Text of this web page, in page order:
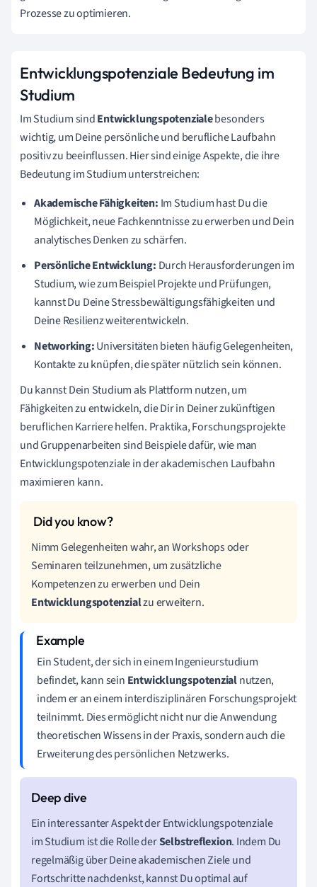
Prozesse zu optimieren.
Entwicklungspotenziale Bedeutung im
Studium
Im Studium sindEntwicklungspotenzialebesonders
wichtig, um Deine persönliche und berufliche Laufbahn
positiv zu beeinflussen. Hier sind einige Aspekte, die ihre
Bedeutung im Studium unterstreichen:
Akademische Fähigkeiten: Im Studium hast Du die
Möglichkeit, neue Fachkenntnisse zu erwerben und Dein
analytisches Denken zu schärfen.
Persönliche Entwicklung: Durch Herausforderungen im
Studium, wie zum Beispiel Projekte und Prüfungen,
kannst Du Deine Stressbewältigungsfähigkeiten und
Deine Resilienz weiterentwickeln.
Networking:Universitäten bieten häufig Gelegenheiten,
Kontakte zu knüpfen, die später nützlich sein können.
Du kannst Dein Studium als Plattform nutzen, um
Fähigkeiten zu entwickeln, die Dir in Deiner zukünftigen
beruflichen Karriere helfen. Praktika, Forschungsprojekte
und Gruppenarbeiten sind Beispiele dafür, wie man
Entwicklungspotenziale in der akademischen Laufbahn
maximieren kann.
Nimm Gelegenheiten wahr, an Workshops oder
Seminaren teilzunehmen, um zusätzliche
Kompetenzen zu erwerben und Dein
Entwicklungspotenzialzu erweitern.
Ein Student, der sich in einem Ingenieurstudium
befindet, kann sein Entwicklungspotenzialnutzen,
indem er an einem interdisziplinären Forschungsprojekt
teilnimmt. Dies ermöglicht nicht nur die Anwendung
theoretischen Wissens in der Praxis, sondern auch die
Erweiterung des persönlichen Netzwerks.
Ein interessanter Aspekt der Entwicklungspotenziale
im Studium ist die Rolle derSelbstreflexion. Indem Du
regelmäßig über Deine akademischen Ziele und
Fortschritte nachdenkst, kannst Du optimal auf